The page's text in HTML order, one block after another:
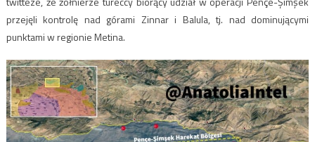
przejęli kontrolę nad górami Zinnar i Balula, tj. nad dominującymi
punktami w regionie Metina.